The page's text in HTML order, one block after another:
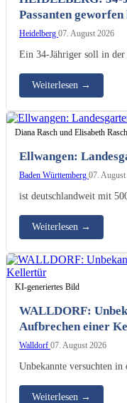
Passanten geworfen
Heidelberg 07. August 2026
Ein 34-Jähriger soll in
Weiterlesen →
Diana Rasch und Elisabeth Rasch
Ellwangen:
Baden Württemberg 07.
ist deutschlandweit mit
Weiterlesen →
KI-generiertes Bild
WALLDORF:
Aufbrechen einer
Walldorf 07. August 2026
Unbekannte versuchten
Weiterlesen →